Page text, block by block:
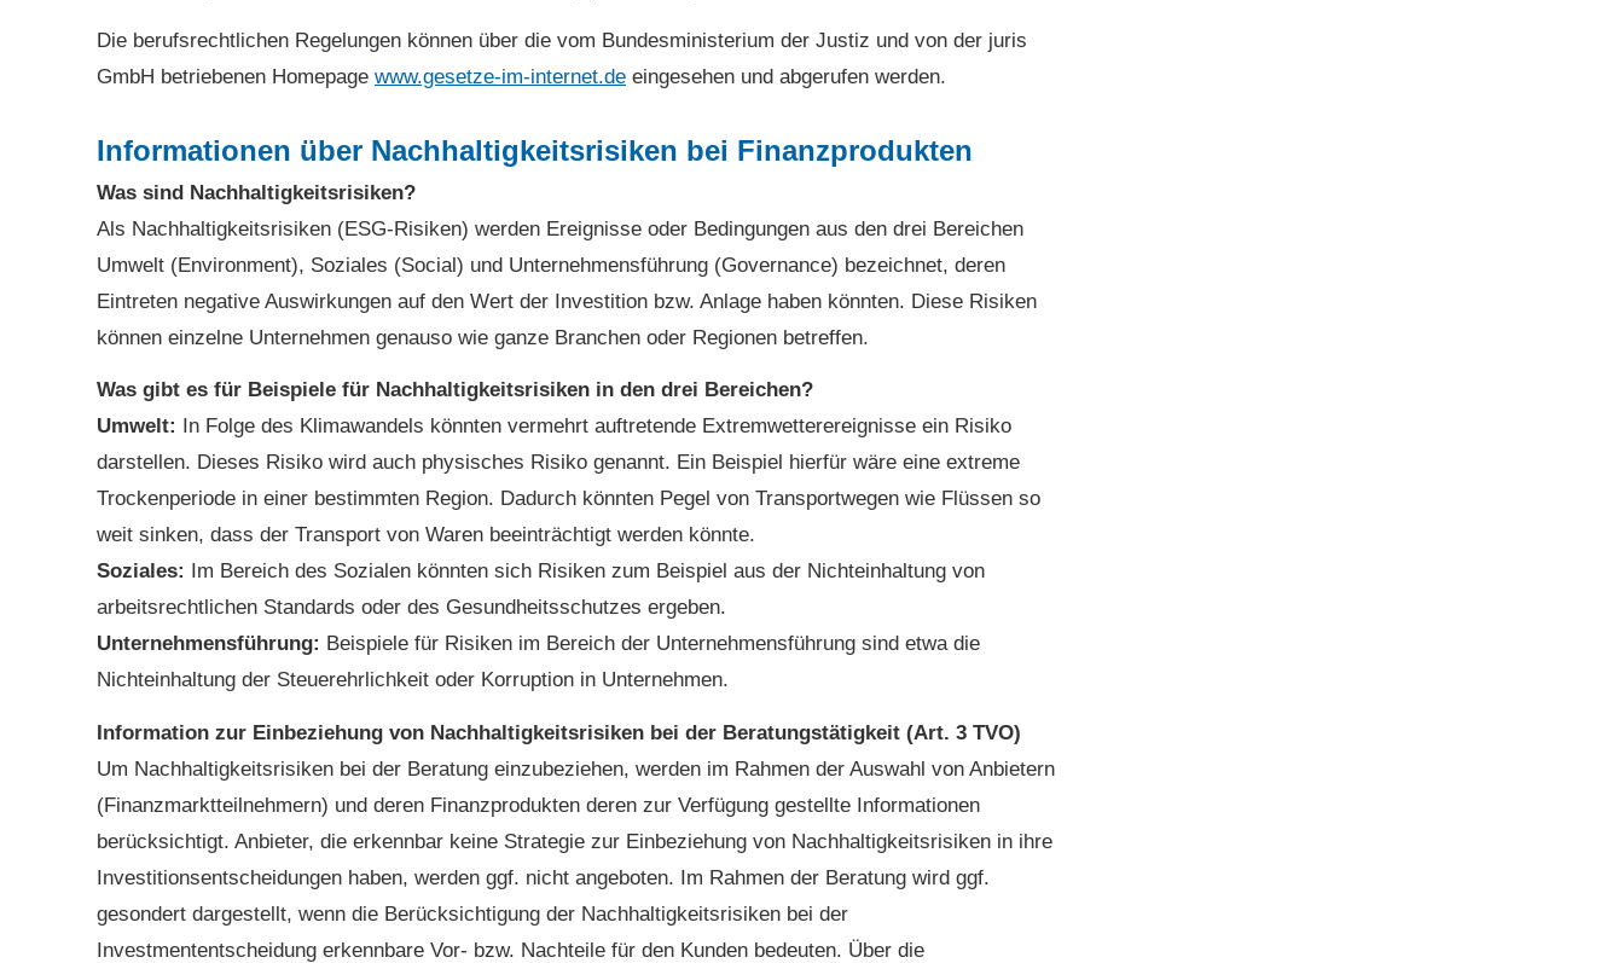
Die berufsrechtlichen Regelungen können über die vom Bundesministerium der Justiz und von der juris
GmbH betriebenen Homepage www.gesetze-im-internet.de eingesehen und abgerufen werden.
Informationen über Nachhaltigkeitsrisiken bei Finanzprodukten
Was sind Nachhaltigkeitsrisiken?
Als Nachhaltigkeitsrisiken (ESG-Risiken) werden Ereignisse oder Bedingungen aus den drei Bereichen
Umwelt (Environment), Soziales (Social) und Unternehmensführung (Governance) bezeichnet, deren
Eintreten negative Auswirkungen auf den Wert der Investition bzw. Anlage haben könnten. Diese Risiken
können einzelne Unternehmen genauso wie ganze Branchen oder Regionen betreffen.
Was gibt es für Beispiele für Nachhaltigkeitsrisiken in den drei Bereichen?
Umwelt:
In Folge des Klimawandels könnten vermehrt auftretende Extremwetterereignisse ein Risiko
darstellen. Dieses Risiko wird auch physisches Risiko genannt. Ein Beispiel hierfür wäre eine extreme
Trockenperiode in einer bestimmten Region. Dadurch könnten Pegel von Transportwegen wie Flüssen so
weit sinken, dass der Transport von Waren beeinträchtigt werden könnte.
Soziales:
Im Bereich des Sozialen könnten sich Risiken zum Beispiel aus der Nichteinhaltung von
arbeitsrechtlichen Standards oder des Gesundheitsschutzes ergeben.
Unternehmensführung: Beispiele für Risiken im Bereich der Unternehmensführung sind etwa die
Nichteinhaltung der Steuerehrlichkeit oder Korruption in Unternehmen.
Information zur Einbeziehung von Nachhaltigkeitsrisiken bei der Beratungstätigkeit (Art. 3 TVO)
Um Nachhaltigkeitsrisiken bei der Beratung einzubeziehen, werden im Rahmen der Auswahl von Anbietern
(Finanzmarktteilnehmern) und deren Finanzprodukten deren zur Verfügung gestellte Informationen
berücksichtigt. Anbieter, die erkennbar keine Strategie zur Einbeziehung von Nachhaltigkeitsrisiken in ihre
Investitionsentscheidungen haben, werden ggf. nicht angeboten. Im Rahmen der Beratung wird ggf.
gesondert dargestellt, wenn die Berücksichtigung der Nachhaltigkeitsrisiken bei der
Investmententscheidung erkennbare Vor- bzw. Nachteile für den Kunden bedeuten. Über die